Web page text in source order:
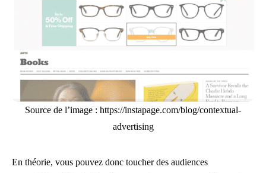
Source de l’image : https://instapage.com/blog/contextual-
advertising
En théorie, vous pouvez donc toucher des audiences